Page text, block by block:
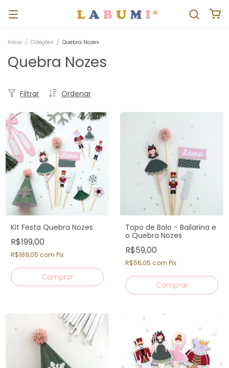
Início / Coleções / Quebra Nozes
Quebra Nozes
Ordenar
Filtrar
Kit Festa Quebra Nozes
R$199,00
R$189,05 com Pix
Topo de Bolo - Bailarina e
o Quebra Nozes
R$59,00
R$56,05 com Pix